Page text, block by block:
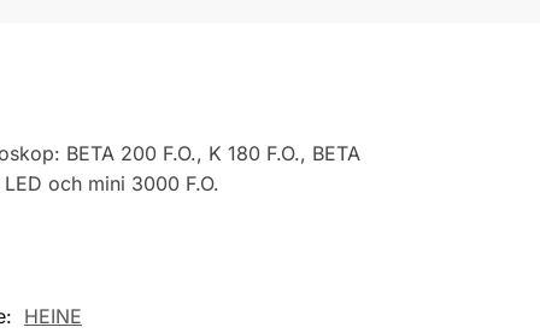
BETA 200 F.O., K 180 F.O., BETA
och mini 3000 F.O.
HEINE